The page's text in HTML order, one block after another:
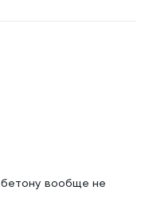
бетону вообще не